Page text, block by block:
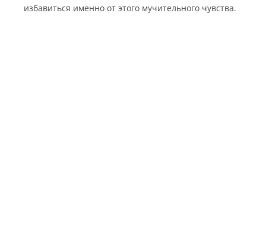
избавиться именно от этого мучительного чувства.